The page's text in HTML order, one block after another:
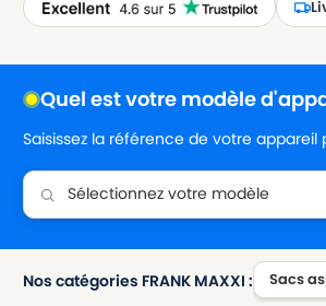
Quel est votre modèle
Saisissez la référence de votre
Nos catégories FRANK MAXXI : Sacs